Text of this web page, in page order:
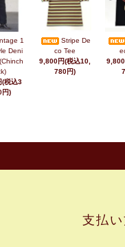
1
Deni
(税込3
円)
Stripe De
co Tee
9,800円(税込10,
780円)
9,800
支払